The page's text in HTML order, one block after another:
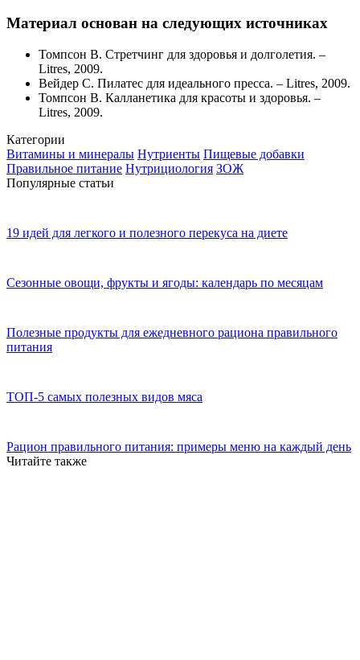
Материал основан на следующих источниках
Томпсон В. Стретчинг для здоровья и долголетия. –
Litres, 2009.
Вейдер С. Пилатес для идеального пресса. – Litres, 2009.
Томпсон В. Калланетика для красоты и здоровья. –
Litres, 2009.
Категории
Витамины и минералы Нутриенты Пищевые добавки
Правильное питание Нутрициология ЗОЖ
Популярные статьи
19 идей для легкого и полезного перекуса на диете
Сезонные овощи, фрукты и ягоды: календарь по месяцам
Полезные продукты для ежедневного рациона правильного
питания
ТОП-5 самых полезных видов мяса
Рацион правильного питания: примеры меню на каждый день
Читайте также